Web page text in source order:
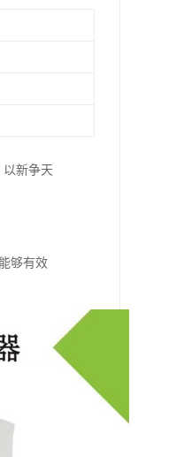
新争天
够有效